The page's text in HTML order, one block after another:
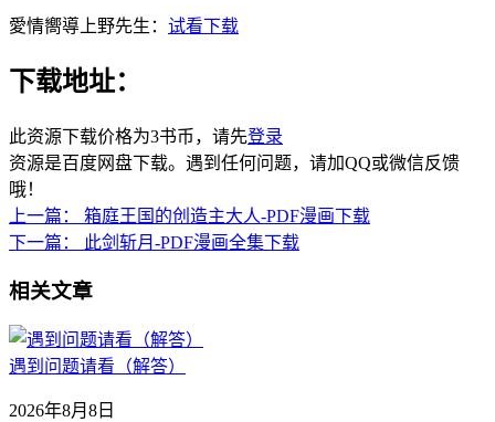
愛情嚮導上野先生： 试看下载
下载地址：
此资源下载价格为3书币，请先登录
资源是百度网盘下载。遇到任何问题，请加QQ或微信反馈
哦！
上一篇：
箱庭王国的创造主大人-PDF漫画下载
下一篇：
此剑斩月-PDF漫画全集下载
相关文章
遇到问题请看（解答）
2026年8月8日